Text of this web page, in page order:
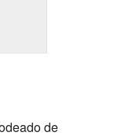
de